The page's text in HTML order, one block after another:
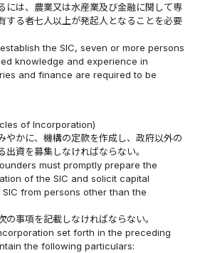
には、農業又は水産業及び金融に関して専
する者七人以上が発起人となることを必要
the SIC, seven or more persons
knowledge and experience in
and finance are required to be
of Incorporation)
やかに、機構の定款を作成し、政府以外の
出資を募集しなければならない。
must promptly prepare the
of the SIC and solicit capital
from persons other than the
の事項を記載しなければならない。
set forth in the preceding
the following particulars: